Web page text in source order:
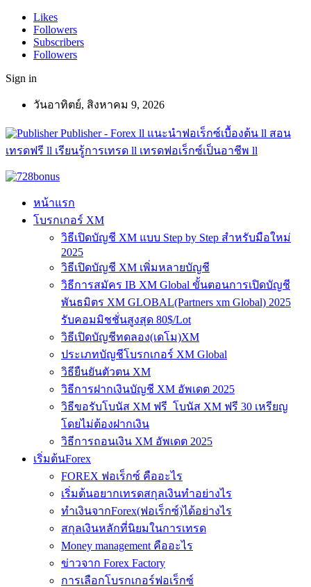
Likes
Followers
Subscribers
Followers
Sign in
วันอาทิตย์, สิงหาคม 9, 2026
Publisher - Forex ll แนะนำฟอเร็กซ์เบื้องต้น ll สอน
เทรดฟรี ll เรียนรู้การเทรด ll เทรดฟอเร็กซ์เป็นอาชีพ ll
หน้าแรก
โบรกเกอร์ XM
วิธีเปิดบัญชี XM แบบ Step by Step สำหรับมือใหม่
2025
วิธีเปิดบัญชี XM เพิ่มหลายบัญชี
วิธีการสมัคร IB XM Global ขั้นตอนการเปิดบัญชี
พันธมิตร XM GLOBAL(Partners xm Global) 2025
รับคอมมิชชั่นสูงสุด 80$/Lot
วิธีเปิดบัญชีทดลอง(เดโม)XM
ประเภทบัญชีโบรกเกอร์ XM Global
วิธียืนยันตัวตน XM
วิธีการฝากเงินบัญชี XM อัพเดต 2025
วิธีขอรับโบนัส XM ฟรี โบนัส XM ฟรี 30 เหรียญ
โดยไม่ต้องฝากเงิน
วิธีการถอนเงิน XM อัพเดต 2025
เริ่มต้นForex
FOREX ฟอเร็กซ์ คืออะไร
เริ่มต้นอยากเทรดสกุลเงินทำอย่างไร
ทำเงินจากForex(ฟอเร็กซ์)ได้อย่างไร
สกุลเงินหลักที่นิยมในการเทรด
Money management คืออะไร
ข่าวจาก Forex Factory
การเลือกโบรกเกอร์ฟอเร็กซ์